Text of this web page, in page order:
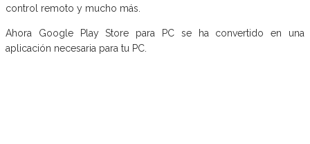
control remoto y mucho más.
Ahora Google Play Store para PC se ha convertido en una
aplicación necesaria para tu PC.